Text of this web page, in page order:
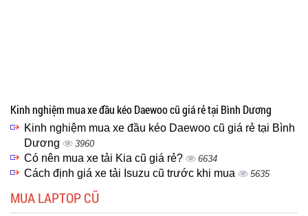
Kinh nghiệm mua xe đầu kéo Daewoo cũ giá rẻ tại Bình Dương
Kinh nghiệm mua xe đầu kéo Daewoo cũ giá rẻ tại Bình
Dương
3960
Có nên mua xe tải Kia cũ giá rẻ? 6634
Cách định giá xe tải Isuzu cũ trước khi mua 5635
MUA LAPTOP CŨ